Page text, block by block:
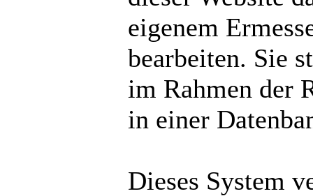
eigenem
bearbeiten. Sie
im Rahmen der
in einer
Dieses System